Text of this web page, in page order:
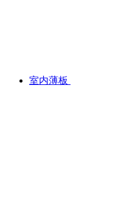
室内薄板